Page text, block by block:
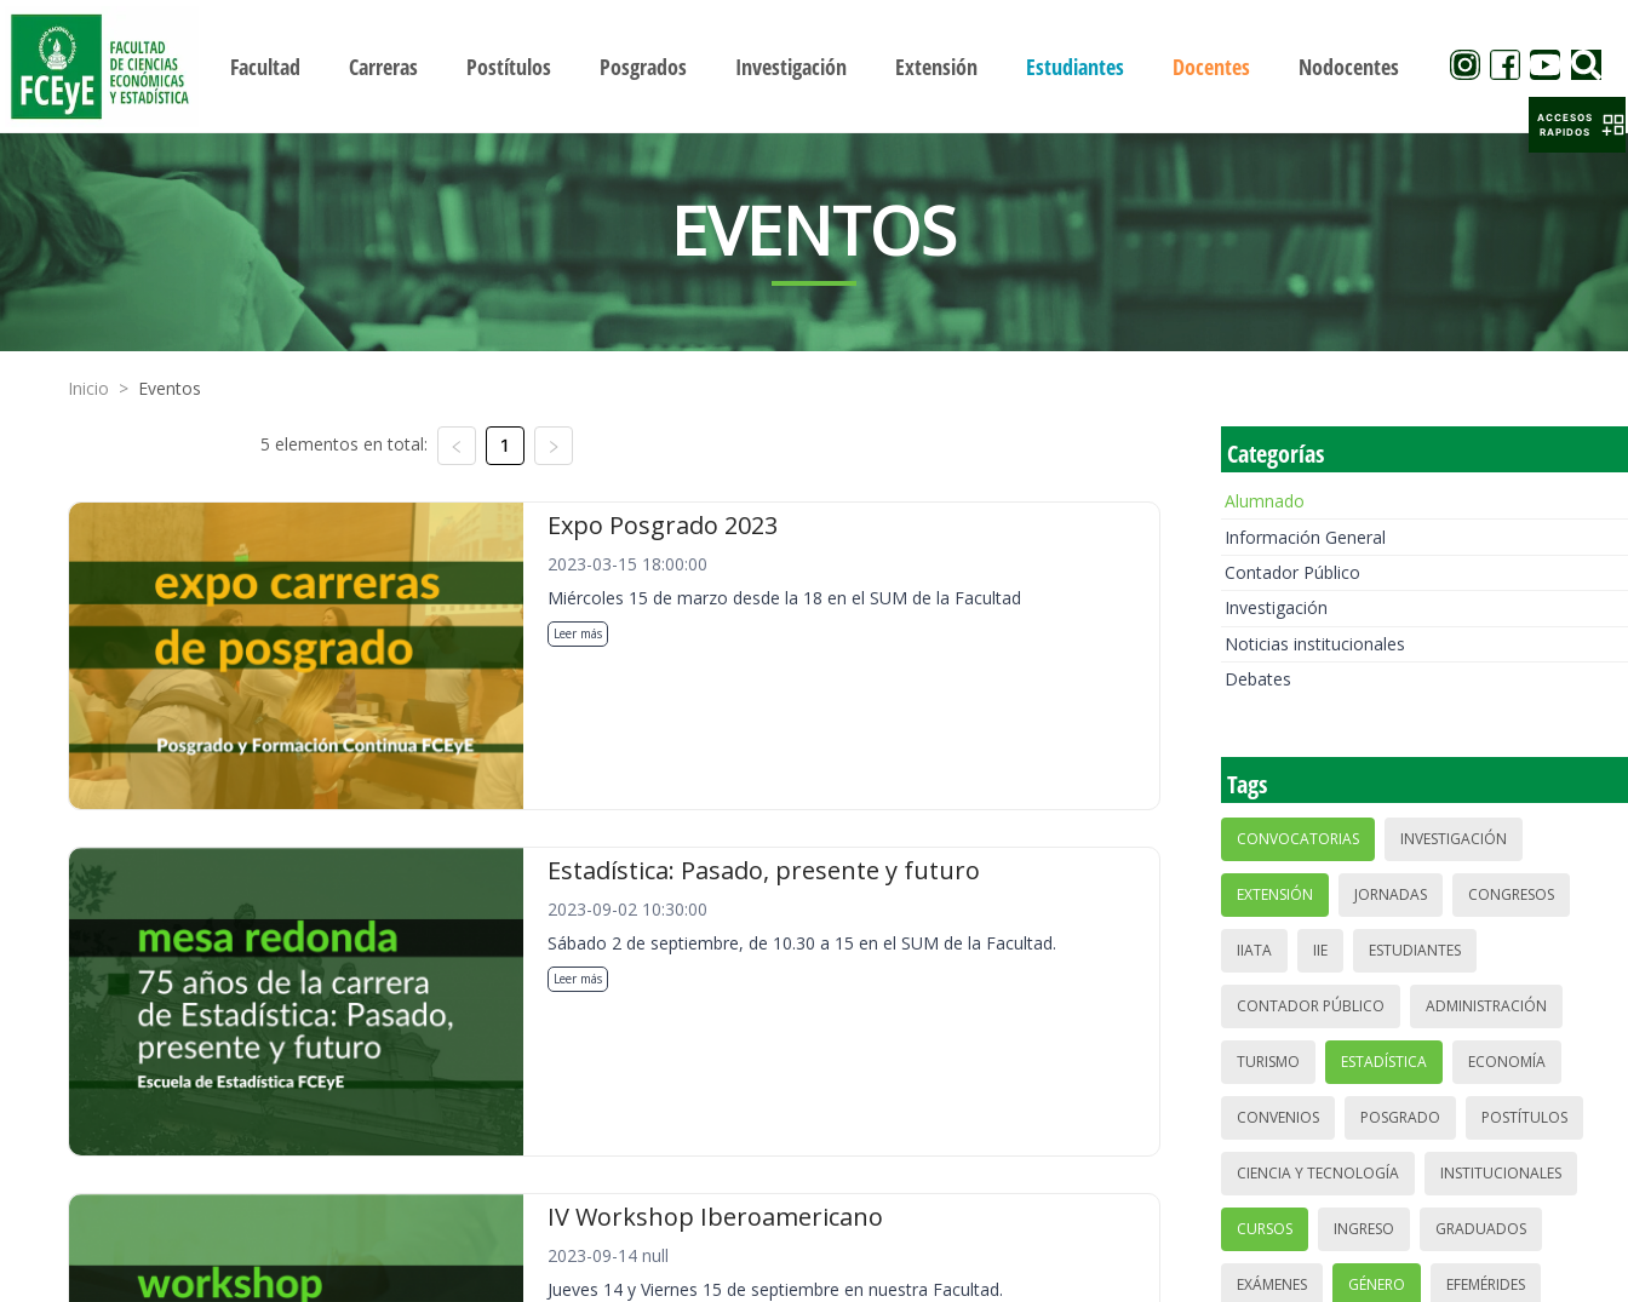
Facultad Carreras Postítulos Posgrados Investigación Extensión Estudiantes Docentes Nodocentes
EVENTOS
Inicio > Eventos
5 elementos en total: 1
Expo Posgrado 2023
2023-03-15 18:00:00
Miércoles 15 de marzo desde la 18 en el SUM de la Facultad
Leer más
Estadística: Pasado, presente y futuro
2023-09-02 10:30:00
Sábado 2 de septiembre, de 10.30 a 15 en el SUM de la Facultad.
Leer más
IV Workshop Iberoamericano
2023-09-14 null
Jueves 14 y Viernes 15 de septiembre en nuestra Facultad.
Categorías
Alumnado
Información General
Contador Público
Investigación
Noticias institucionales
Debates
Tags
CONVOCATORIAS INVESTIGACIÓN
EXTENSIÓN JORNADAS CONGRESOS
IIATA IIE ESTUDIANTES
CONTADOR PÚBLICO ADMINISTRACIÓN
TURISMO ESTADÍSTICA ECONOMÍA
CONVENIOS POSGRADO POSTÍTULOS
CIENCIA Y TECNOLOGÍA INSTITUCIONALES
CURSOS INGRESO GRADUADOS
EXÁMENES GÉNERO EFEMÉRIDES
ACCESOS
RAPIDOS